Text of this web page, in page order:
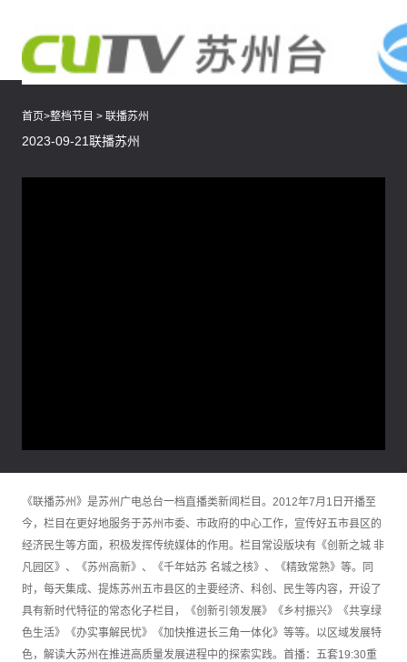
首页>整档节目 > 联播苏州
2023-09-21联播苏州
《联播苏州》是苏州广电总台一档直播类新闻栏目。2012年7月1日开播至
今，栏目在更好地服务于苏州市委、市政府的中心工作，宣传好五市县区的
经济民生等方面，积极发挥传统媒体的作用。栏目常设版块有《创新之城 非
凡园区》、《苏州高新》、《千年姑苏 名城之核》、《精致常熟》等。同
时，每天集成、提炼苏州五市县区的主要经济、科创、民生等内容，开设了
具有新时代特征的常态化子栏目，《创新引领发展》《乡村振兴》《共享绿
色生活》《办实事解民忧》《加快推进长三角一体化》等等。以区域发展特
色，解读大苏州在推进高质量发展进程中的探索实践。首播：五套19:30重